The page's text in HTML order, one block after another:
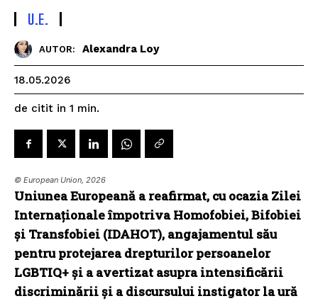
U.E.
AUTOR: Alexandra Loy
18.05.2026
de citit in 1 min.
© European Union, 2026
Uniunea Europeană a reafirmat, cu ocazia Zilei
Internaționale împotriva Homofobiei, Bifobiei
și Transfobiei (IDAHOT), angajamentul său
pentru protejarea drepturilor persoanelor
LGBTIQ+ și a avertizat asupra intensificării
discriminării și a discursului instigator la ură